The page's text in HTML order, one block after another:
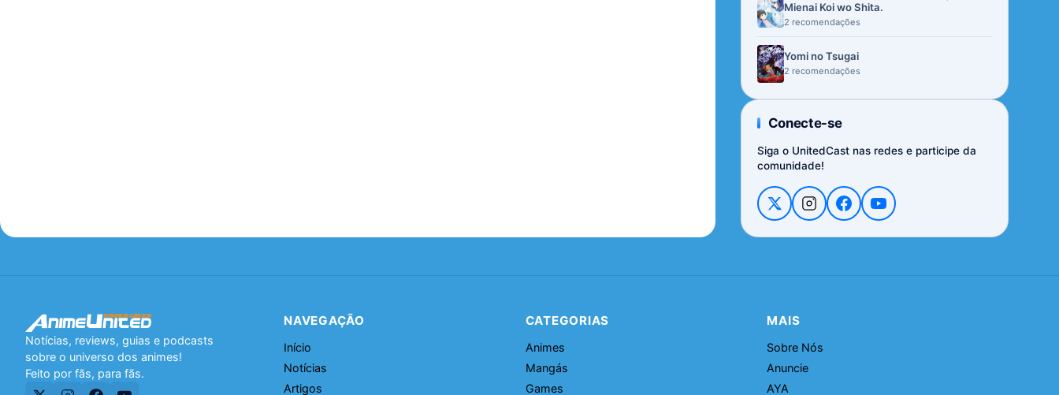
Mienai Koi wo Shita.
2 recomendações
Yomi no Tsugai
2 recomendações
Conecte-se
Siga o UnitedCast nas redes e participe da
comunidade!
Notícias, reviews, guias e podcasts
sobre o universo dos animes!
Feito por fãs, para fãs.
NAVEGAÇÃO
Início
Notícias
Artigos
CATEGORIAS
Animes
Mangás
Games
MAIS
Sobre Nós
Anuncie
AYA